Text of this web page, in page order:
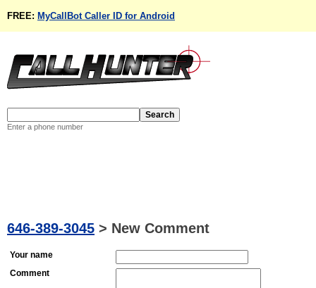
FREE: MyCallBot Caller ID for Android
Enter a phone number
646-389-3045 > New Comment
Your name
Comment